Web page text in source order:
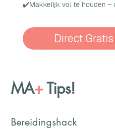
✔️Makkelijk vol te houden –
Direct
MA+Tips!
Bereidingshack